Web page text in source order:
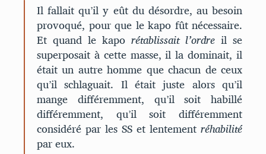
Il fallait qu’il y eût du désordre, au besoin
provoqué, pour que le kapo fût nécessaire.
Et quand le kapo rétablissait l’ordre il se
superposait à cette masse, il la dominait, il
était un autre homme que chacun de ceux
qu’il schlaguait. Il était juste alors qu’il
mange différemment, qu’il soit habillé
différemment, qu’il soit différemment
considéré par les SS et lentement réhabilité
par eux.